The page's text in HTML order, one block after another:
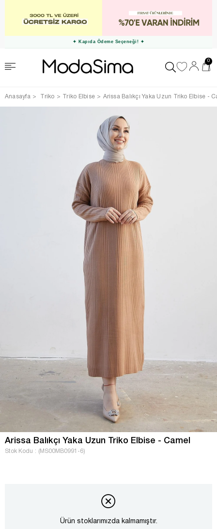
✦ Kapıda Ödeme Seçeneği! ✦
0
Anasayfa Triko Triko Elbise Arissa Balıkçı Yaka Uzun Triko Elbise -
Arissa Balıkçı Yaka Uzun Triko Elbise - Camel
Stok Kodu (MS00MB0991-6)
Ürün stoklarımızda kalmamıştır.